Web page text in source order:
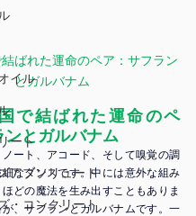
イル
ート
アブソリュート
・コンクリート
ばれた運命のペア：サフラン
とガルバナム
で結ばれた運命のペ
ンとガルバナム
ート、アコード、そして嗅覚の調
なダンスです。中には意外な組み
どの魔法を生み出すこともありま
、サフランとガルバナムです。一